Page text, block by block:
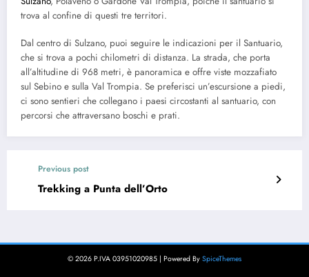
trova al confine di questi tre territori.
Dal centro di Sulzano, puoi seguire le indicazioni per il Santuario,
che si trova a pochi chilometri di distanza. La strada, che porta
all’altitudine di 968 metri, è panoramica e offre viste mozzafiato
sul Sebino e sulla Val Trompia. Se preferisci un’escursione a piedi,
ci sono sentieri che collegano i paesi circostanti al santuario, con
percorsi che attraversano boschi e prati.
Previous post
Trekking a Punta dell’Orto
© 2026 P.IVA 03951020985 | Powered By SpiceThemes